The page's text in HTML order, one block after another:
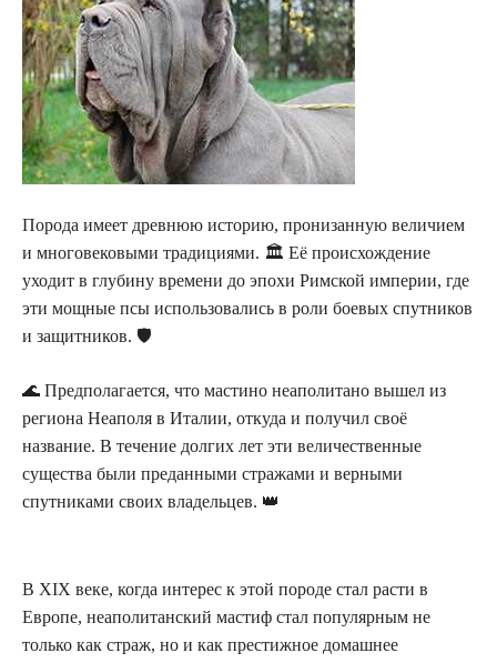
Порода имеет древнюю историю, пронизанную величием
и многовековыми традициями. 🏛️ Её происхождение
уходит в глубину времени до эпохи Римской империи, где
эти мощные псы использовались в роли боевых спутников
и защитников. 🛡️
🌊 Предполагается, что мастино неаполитано вышел из
региона Неаполя в Италии, откуда и получил своё
название. В течение долгих лет эти величественные
существа были преданными стражами и верными
спутниками своих владельцев. 👑
В XIX веке, когда интерес к этой породе стал расти в
Европе, неаполитанский мастиф стал популярным не
только как страж, но и как престижное домашнее